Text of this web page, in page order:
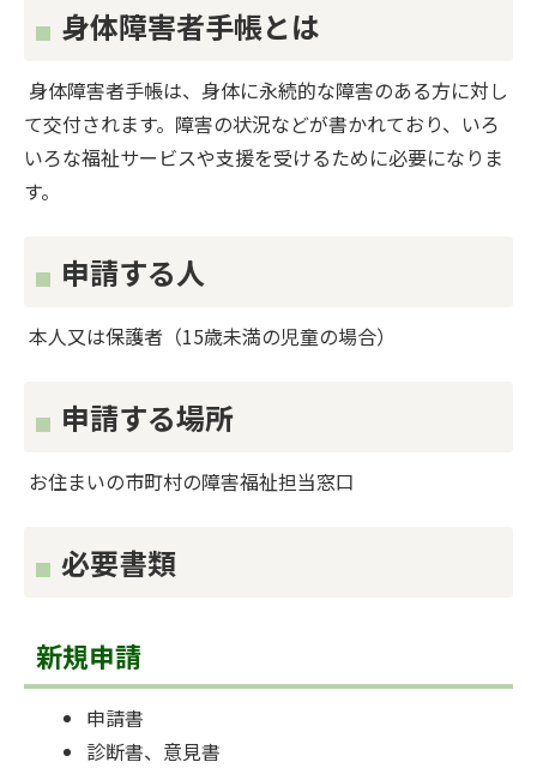
身体障害者手帳とは
身体障害者手帳は、身体に永続的な障害のある方に対し
て交付されます。障害の状況などが書かれており、いろ
いろな福祉サービスや支援を受けるために必要になりま
す。
申請する人
本人又は保護者（15歳未満の児童の場合）
申請する場所
お住まいの市町村の障害福祉担当窓口
必要書類
新規申請
申請書
診断書、意見書